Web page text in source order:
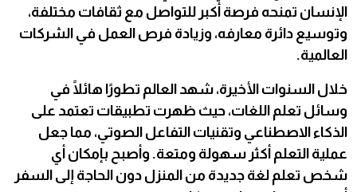
الإنسان تمنحه فرصة أكبر للتواصل مع ثقافات مختلفة،
وتوسيع دائرة معارفه، وزيادة فرص العمل في الشركات
العالمية.
خلال السنوات الأخيرة، شهد العالم تطورًا هائلًا في
وسائل تعلم اللغات، حيث ظهرت تطبيقات تعتمد على
الذكاء الاصطناعي وتقنيات التفاعل الصوتي، مما جعل
عملية التعلم أكثر سهولة ومتعة. وأصبح بإمكان أي
شخص تعلم لغة جديدة من المنزل دون الحاجة إلى السفر